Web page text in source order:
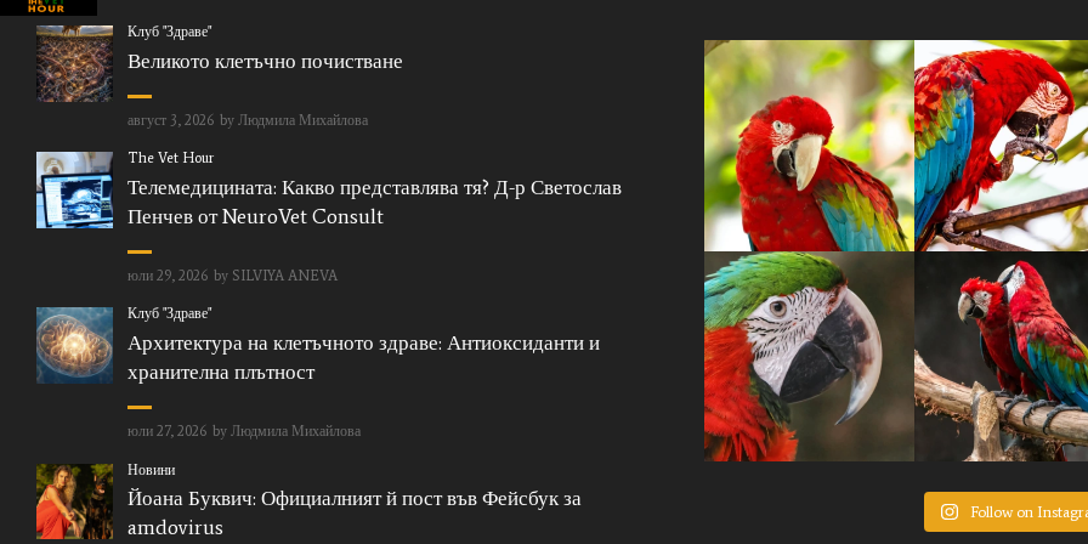
Клуб "Здраве"
Великото клетъчно почистване
август 3, 2026 by Людмила Михайлова
The Vet Hour
Телемедицината: Какво представлява тя? Д-р Светослав
Пенчев от NeuroVet Consult
юли 29, 2026 by SILVIYA ANEVA
Клуб "Здраве"
Архитектура на клетъчното здраве: Антиоксиданти и
хранителна плътност
юли 27, 2026 by Людмила Михайлова
Новини
Йоана Буквич: Официалният й пост във Фейсбук за
amdovirus
Follow on